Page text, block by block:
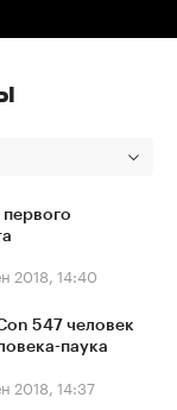
2018, 14:40
547 человек
паука
2018, 14:37